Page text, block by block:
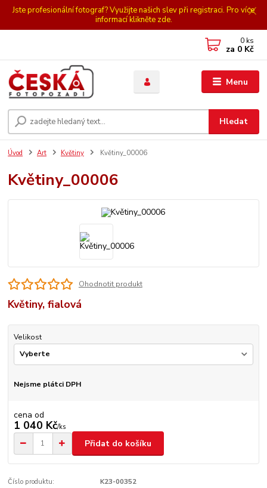
Jste profesionální fotograf? Využijte našich slev při registraci. Pro více
informací klikněte zde.
Menu
Hledat
0 ks
za 0 Kč
Úvod Art Květiny Květiny_00006
Květiny_00006
Ohodnotit produkt
Květiny, fialová
Velikost
Nejsme plátci DPH
cena od
1 040 Kč/ks
Přidat do košíku
Číslo produktu: K23-00352